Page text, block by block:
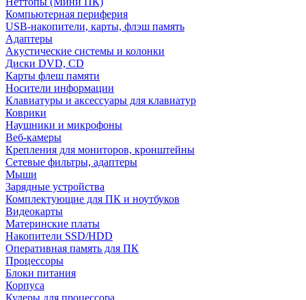
Компьютерная периферия
USB-накопители, карты, флэш память
Адаптеры
Акустические системы и колонки
Диски DVD, CD
Карты флеш памяти
Носители информации
Клавиатуры и аксессуары для клавиатур
Коврики
Наушники и микрофоны
Веб-камеры
Крепления для мониторов, кронштейны
Сетевые фильтры, адаптеры
Мыши
Зарядные устройства
Комплектующие для ПК и ноутбуков
Видеокарты
Материнские платы
Накопители SSD/HDD
Оперативная память для ПК
Процессоры
Блоки питания
Корпуса
Кулеры для процессора